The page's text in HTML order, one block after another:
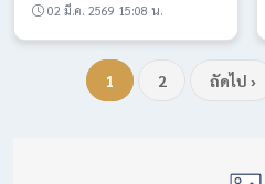
02 มี.ค. 2569 15:08 น.
1 2 ถัดไป ›